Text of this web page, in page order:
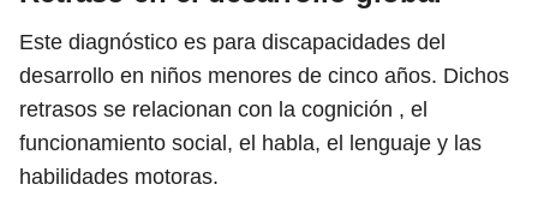
Este diagnóstico es para discapacidades del
desarrollo en niños menores de cinco años. Dichos
retrasos se relacionan con la cognición , el
funcionamiento social, el habla, el lenguaje y las
habilidades motoras.